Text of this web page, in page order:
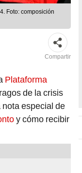
Foto: composición
Compartir
Plataforma
de la crisis
especial de
y cómo recibir